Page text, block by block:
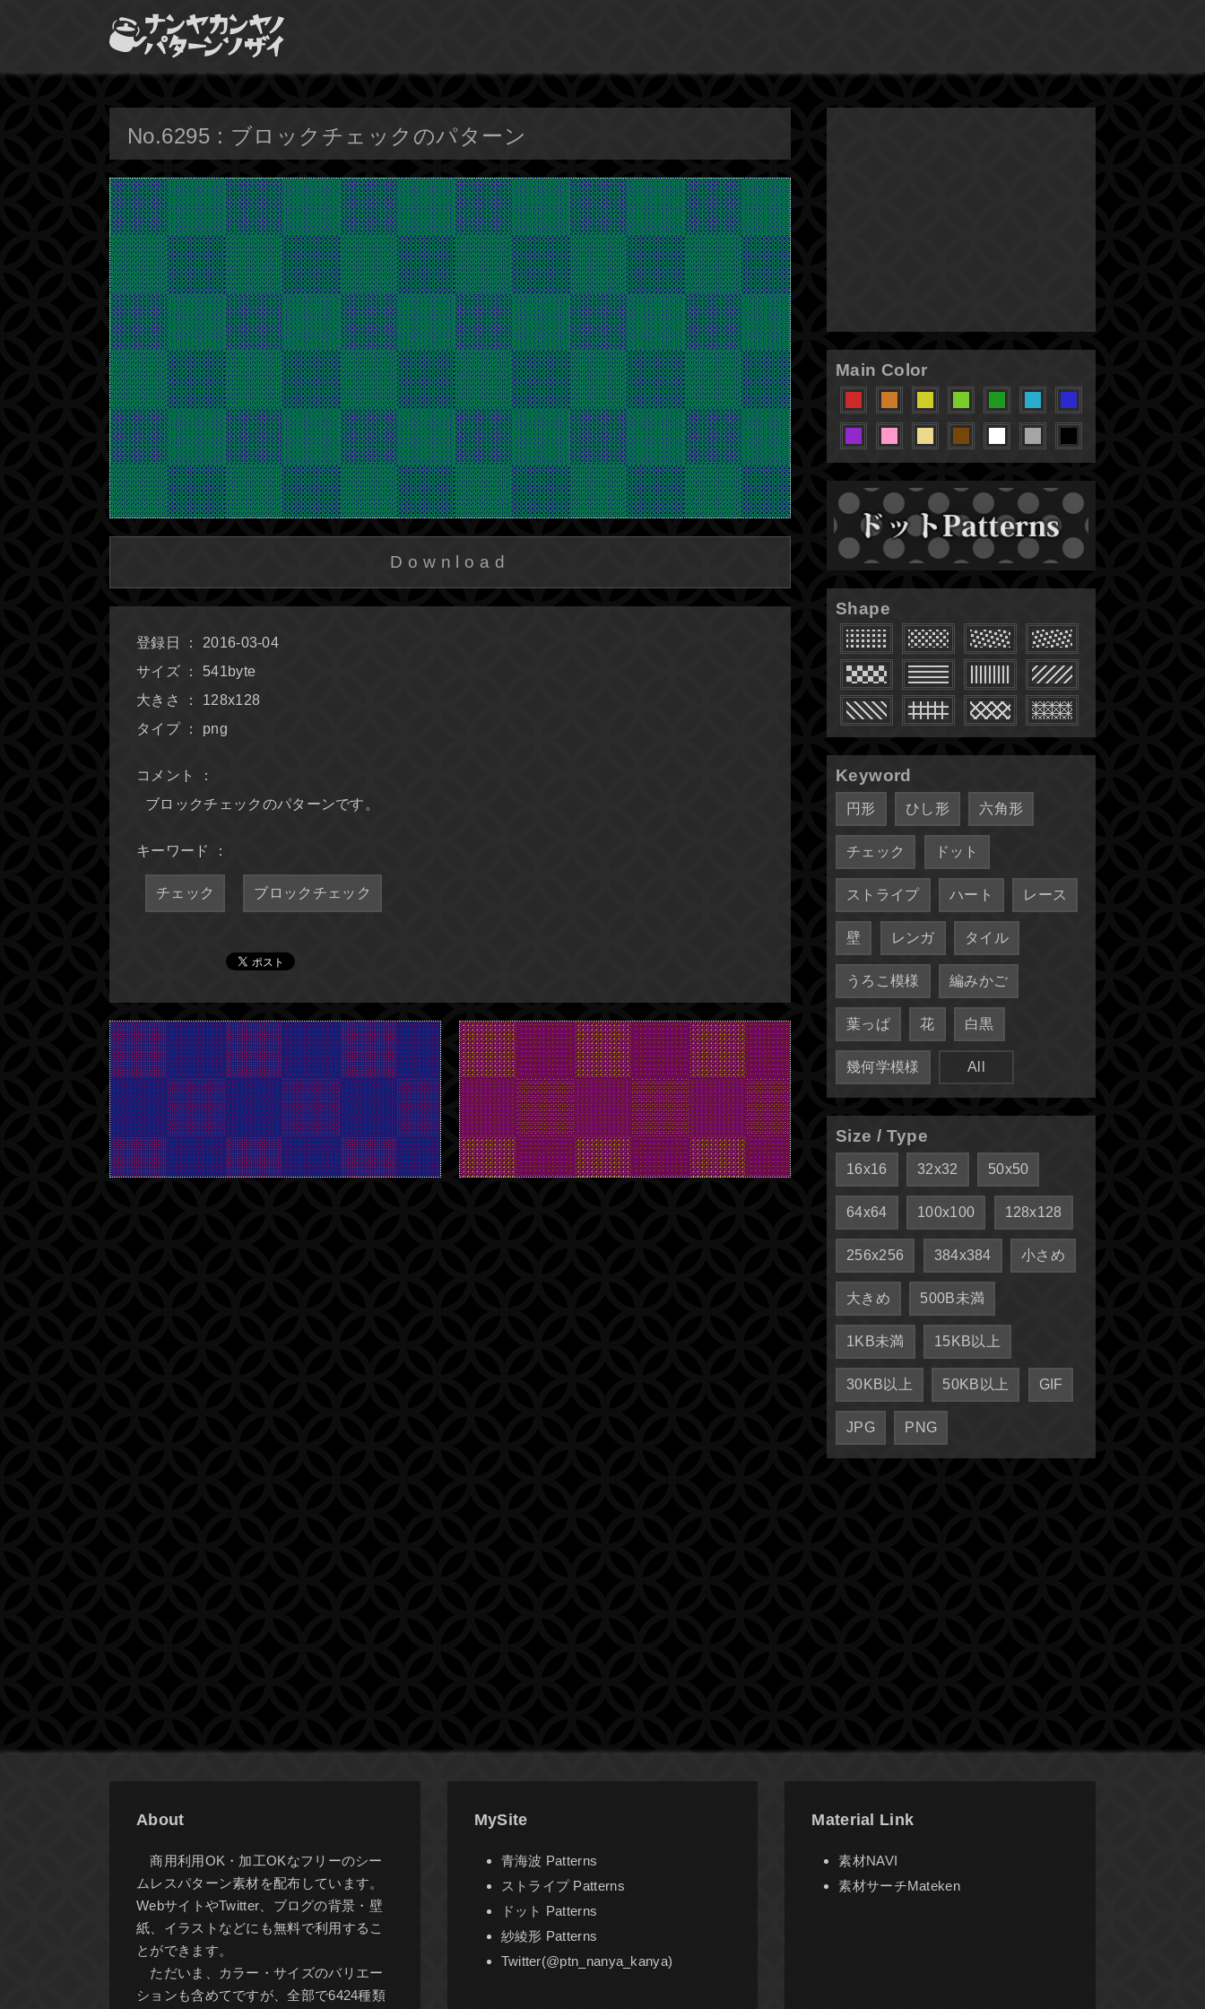
No.6295 : ブロックチェックのパターン
Download
登録日 ： 2016-03-04
サイズ ： 541byte
大きさ ： 128x128
タイプ ： png
コメント ：
ブロックチェックのパターンです。
キーワード ：
チェック ブロックチェック
Main Color
Shape
Keyword
円形 ひし形 六角形
チェック ドット
ストライプ ハート レース
壁 レンガ タイル
うろこ模様 編みかご
葉っぱ 花 白黒
幾何学模様 All
Size / Type
16x16 32x32 50x50
64x64 100x100 128x128
256x256 384x384 小さめ
大きめ 500B未満
1KB未満 15KB以上
30KB以上 50KB以上 GIF
JPG PNG
About
商用利用OK・加工OKなフリーのシー
ムレスパターン素材を配布しています。
WebサイトやTwitter、ブログの背景・壁
紙、イラストなどにも無料で利用するこ
とができます。
ただいま、カラー・サイズのバリエー
ションも含めてですが、全部で6424種類
MySite
青海波 Patterns
ストライプ Patterns
ドット Patterns
紗綾形 Patterns
Twitter(@ptn_nanya_kanya)
Material Link
素材NAVI
素材サーチMateken